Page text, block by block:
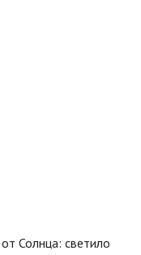
Солнца: светило